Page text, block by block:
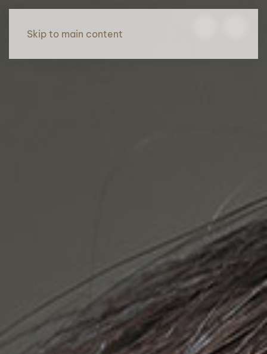
Skip to main content